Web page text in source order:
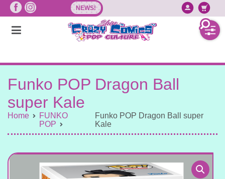
Vai
contenuto
NEWS!
Funko POP Dragon Ball
super Kale
Home
FUNKO
POP
Funko POP Dragon Ball super
Kale